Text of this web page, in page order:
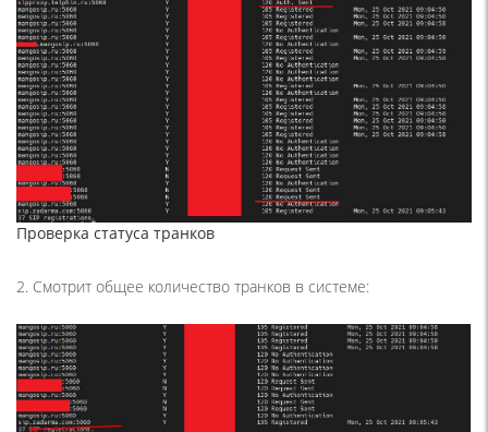
Проверка статуса транков
2. Смотрит общее количество транков в системе: